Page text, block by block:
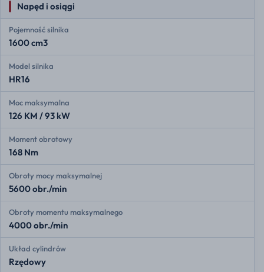
Napęd i osiągi
Pojemność silnika
1600 cm3
Model silnika
HR16
Moc maksymalna
126 KM / 93 kW
Moment obrotowy
168 Nm
Obroty mocy maksymalnej
5600 obr./min
Obroty momentu maksymalnego
4000 obr./min
Układ cylindrów
Rzędowy